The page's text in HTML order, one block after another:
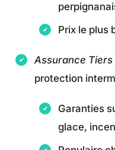
Prix le plus
Assurance Tiers
protection
Garanties
glace,